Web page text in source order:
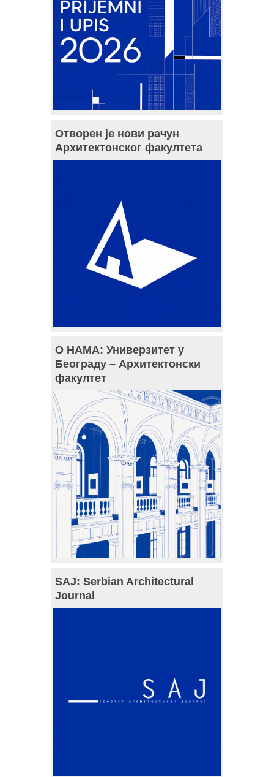
Отворен је нови рачун
Архитектонског факултета
О НАМА: Универзитет у
Београду – Архитектонски
факултет
SAJ: Serbian Architectural
Journal